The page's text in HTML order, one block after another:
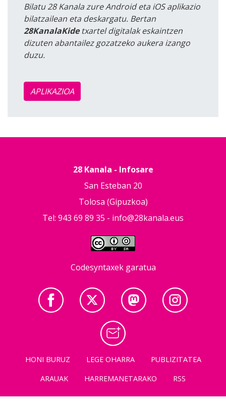
Bilatu 28 Kanala zure Android eta iOS aplikazio
bilatzailean eta deskargatu. Bertan
28KanalaKidetxartel digitalak eskaintzen
dizuten abantailez gozatzeko aukera izango
duzu.
APLIKAZIOA
28 Kanala - Infosare
San Esteban 20
Tolosa (Gipuzkoa)
Tel: 943 69 89 35 - info@28kanala.eus
Codesyntaxek garatua
HONI BURUZ LEGE OHARRA
PUBLIZITATEA
ARAUAK
HARREMANETARAKO RSS